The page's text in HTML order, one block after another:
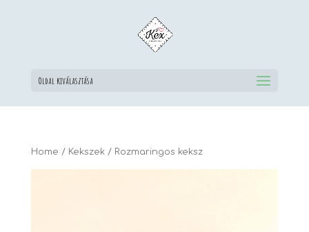
Oldal kiválasztása
Home / Kekszek/ Rozmaringos keksz